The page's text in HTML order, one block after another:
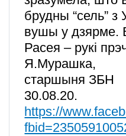
брудны “сель”
вушы у дзярме.
Расея – рукі
Я.Мурашка,
старшыня ЗБН
30.08.20.
https://